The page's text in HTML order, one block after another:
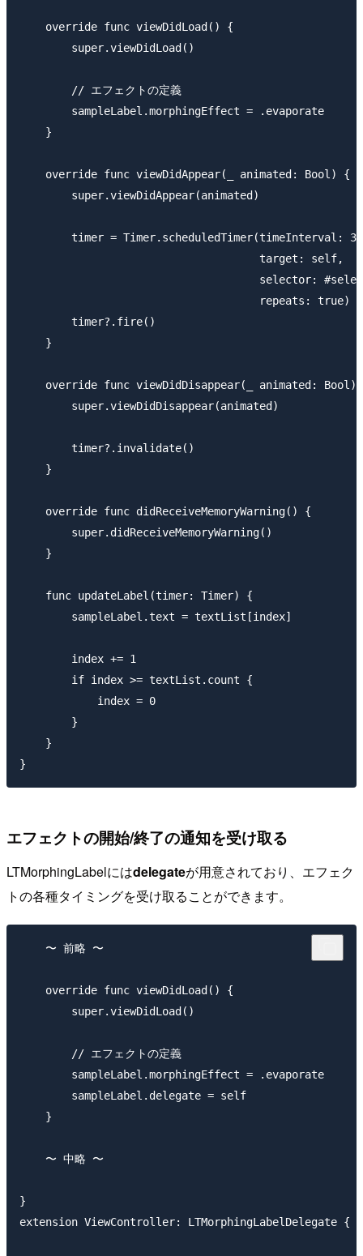
    override func viewDidLoad() {
        super.viewDidLoad()
        // エフェクトの定義
        sampleLabel.morphingEffect = .evaporate
    }
    override func viewDidAppear(_ animated: Bool) {
        super.viewDidAppear(animated)
timer = Timer.scheduledTimer(timeInterval:
                                     target: self,
selector:
                                     repeats: true)
        timer?.fire()
    }
override func viewDidDisappear(_ animated: Bool)
        super.viewDidDisappear(animated)
        timer?.invalidate()
    }
    override func didReceiveMemoryWarning() {
        super.didReceiveMemoryWarning()
    }
    func updateLabel(timer: Timer) {
        sampleLabel.text = textList[index]
        index += 1
        if index >= textList.count {
            index = 0
        }
    }
エフェクトの開始/終了の通知を受け取る
LTMorphingLabelにはdelegateが用意されており、エフェク
トの各種タイミングを受け取ることができます。
    〜 前略 〜
    override func viewDidLoad() {
        super.viewDidLoad()
        // エフェクトの定義
        sampleLabel.morphingEffect = .evaporate
        sampleLabel.delegate = self
    }
    〜 中略 〜
}
extension ViewController: LTMorphingLabelDelegate {